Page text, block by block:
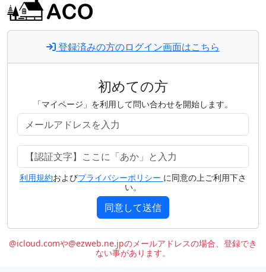
登録済みの方のログイン画面はこちら
初めての方
「マイページ」を利用して問い合わせを開始します。
利用規約およびプライバシーポリシー に同意の上ご利用下さ
い。
同意して送信
@icloud.comや@ezweb.ne.jpのメールアドレスの場合、登録でき
ない事があります。